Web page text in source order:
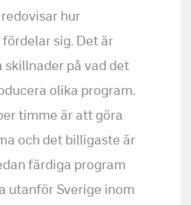
hur
sig. Det är
skillnader på vad det
olika program.
timme är att göra
och det billigaste är
färdiga program
utanför Sverige inom